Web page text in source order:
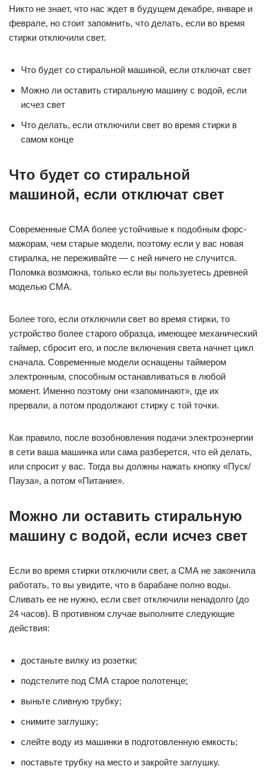
Никто не знает, что нас ждет в будущем декабре, январе и
феврале, но стоит запомнить, что делать, если во время
стирки отключили свет.
Что будет со стиральной машиной, если отключат свет
Можно ли оставить стиральную машину с водой, если
исчез свет
Что делать, если отключили свет во время стирки в
самом конце
Что будет со стиральной
машиной, если отключат свет
Современные СМА более устойчивые к подобным форс-
мажорам, чем старые модели, поэтому если у вас новая
стиралка, не переживайте — с ней ничего не случится.
Поломка возможна, только если вы пользуетесь древней
моделью СМА.
Более того, если отключили свет во время стирки, то
устройство более старого образца, имеющее механический
таймер, сбросит его, и после включения света начнет цикл
сначала. Современные модели оснащены таймером
электронным, способным останавливаться в любой
момент. Именно поэтому они «запоминают», где их
прервали, а потом продолжают стирку с той точки.
Как правило, после возобновления подачи электроэнергии
в сети ваша машинка или сама разберется, что ей делать,
или спросит у вас. Тогда вы должны нажать кнопку «Пуск/
Пауза», а потом «Питание».
Можно ли оставить стиральную
машину с водой, если исчез свет
Если во время стирки отключили свет, а СМА не закончила
работать, то вы увидите, что в барабане полно воды.
Сливать ее не нужно, если свет отключили ненадолго (до
24 часов). В противном случае выполните следующие
действия:
достаньте вилку из розетки;
подстелите под СМА старое полотенце;
выньте сливную трубку;
снимите заглушку;
слейте воду из машинки в подготовленную емкость;
поставьте трубку на место и закройте заглушку.